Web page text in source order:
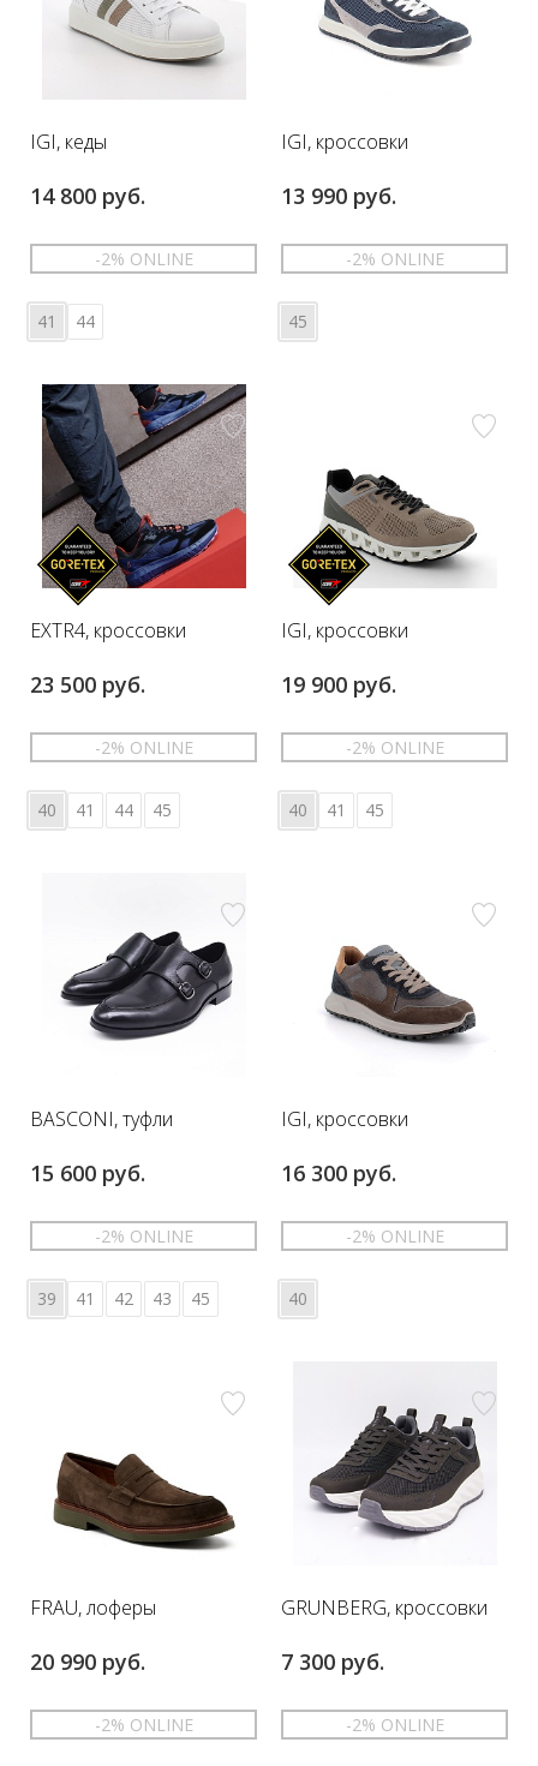
IGI, кеды
14 800 руб.
-2% ONLINE
41 44
IGI, кроссовки
13 990 руб.
-2% ONLINE
45
EXTR4, кроссовки
23 500 руб.
-2% ONLINE
40 41 44 45
IGI, кроссовки
19 900 руб.
-2% ONLINE
40 41 45
BASCONI, туфли
15 600 руб.
-2% ONLINE
39 41 42 43 45
IGI, кроссовки
16 300 руб.
-2% ONLINE
40
FRAU, лоферы
20 990 руб.
-2% ONLINE
GRUNBERG, кроссовки
7 300 руб.
-2% ONLINE